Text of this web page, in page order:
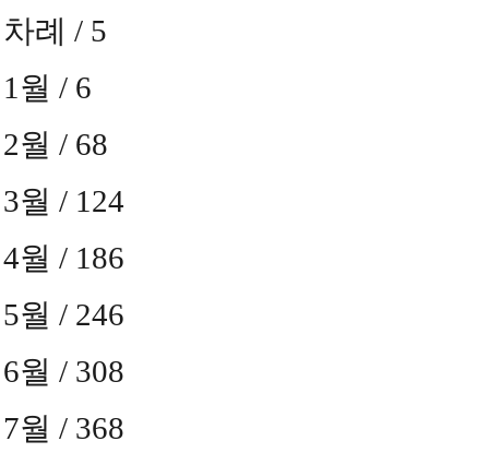
차례 / 5
1 월 / 6
2월 / 68
3월 / 124
4월 / 186
5월 / 246
6월 / 308
7월 / 368